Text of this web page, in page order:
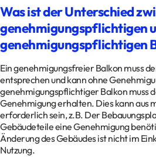
Was ist der Unterschied
genehmigungspflichtigen
genehmigungspflichtigen
Ein genehmigungsfreier Balkon muss
entsprechen und kann ohne
genehmigungspflichtiger Balkon muss
Genehmigung erhalten. Dies kann aus
erforderlich sein, z.B. Der
Gebäudeteile eine Genehmigung
Änderung des Gebäudes ist nicht im
Nutzung.